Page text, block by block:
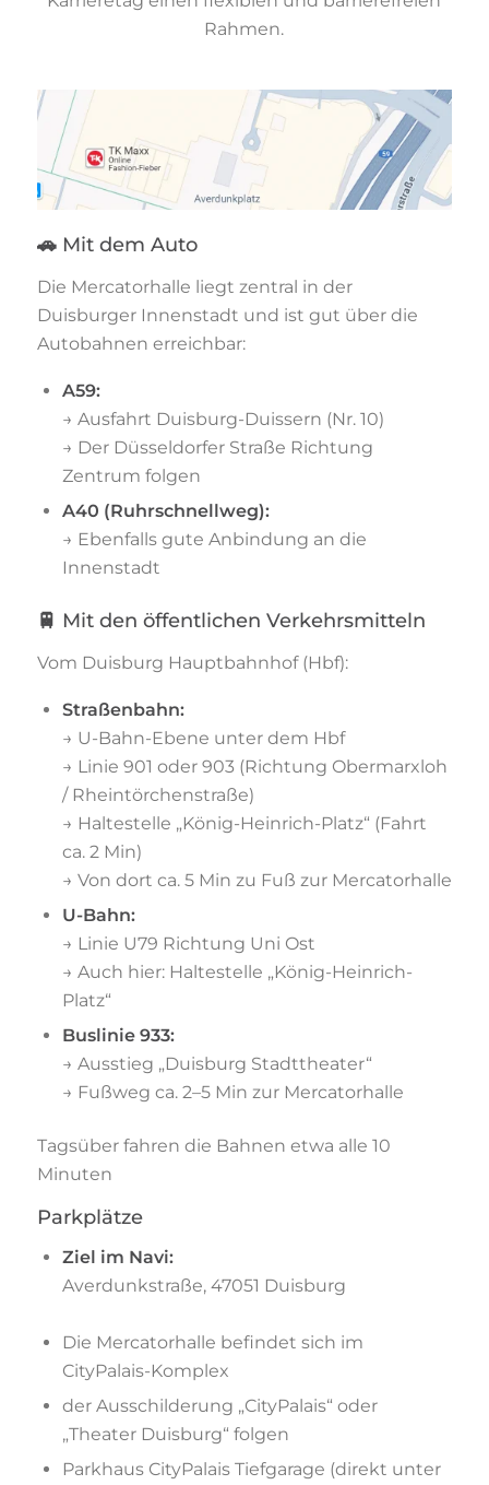
Rahmen.
🚗 Mit dem Auto
Die Mercatorhalle liegt zentral in der
Duisburger Innenstadt und ist gut über die
Autobahnen erreichbar:
A59:
→ Ausfahrt Duisburg-Duissern (Nr. 10)
→ Der Düsseldorfer Straße Richtung
Zentrum folgen
A40 (Ruhrschnellweg):
→ Ebenfalls gute Anbindung an die
Innenstadt
🚆 Mit den öffentlichen Verkehrsmitteln
Vom Duisburg Hauptbahnhof (Hbf):
Straßenbahn:
→ U-Bahn-Ebene unter dem Hbf
→ Linie 901 oder 903 (Richtung Obermarxloh
/ Rheintörchenstraße)
→ Haltestelle „König-Heinrich-Platz“ (Fahrt
ca. 2 Min)
→ Von dort ca. 5 Min zu Fuß zur Mercatorhalle
U-Bahn:
→ Linie U79 Richtung Uni Ost
→ Auch hier: Haltestelle „König-Heinrich-
Platz“
Buslinie 933:
→ Ausstieg „Duisburg Stadttheater“
→ Fußweg ca. 2–5 Min zur Mercatorhalle
Tagsüber fahren die Bahnen etwa alle 10
Minuten
Parkplätze
Ziel im Navi:
Averdunkstraße, 47051 Duisburg
Die Mercatorhalle befindet sich im
CityPalais-Komplex
der Ausschilderung „CityPalais“ oder
„Theater Duisburg“ folgen
Parkhaus CityPalais Tiefgarage (direkt unter